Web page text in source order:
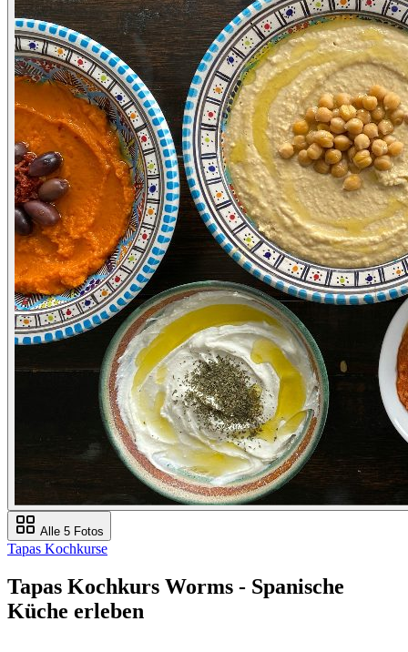
Alle 5 Fotos
Tapas Kochkurse
Tapas Kochkurs Worms - Spanische
Küche erleben